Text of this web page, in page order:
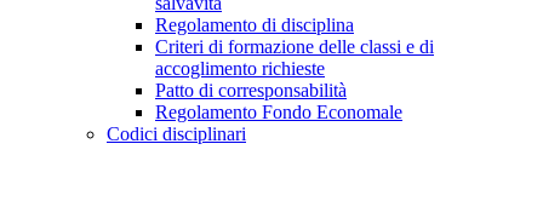
Regolamento di disciplina
Criteri di formazione delle classi e di
accoglimento richieste
Patto di corresponsabilità
Regolamento Fondo Economale
Codici disciplinari